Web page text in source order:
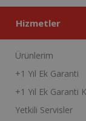
Hizmetler
Ürünlerim
+1 Yıl Ek Garanti
+1 Yıl Ek Garanti
Yetkili Servisler